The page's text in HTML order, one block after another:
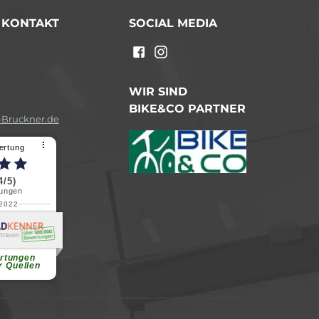
⠇
5)
Quellen
B.
SOCIAL MEDIA
WIR SIND
BIKE&CO PARTNER